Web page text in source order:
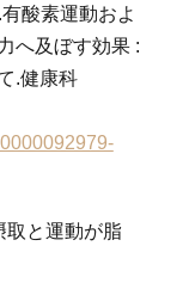
酸素運動およ
へ及ぼす効果 :
.健康科
と運動が脂